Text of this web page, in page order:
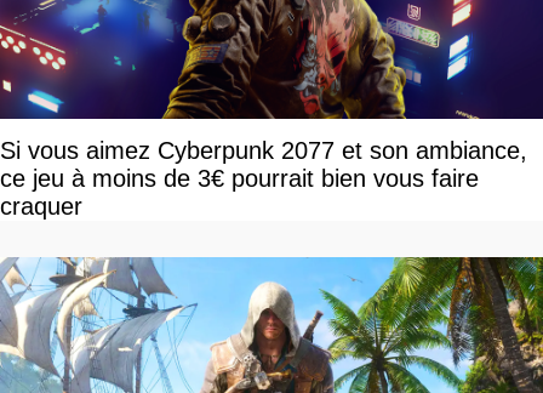
Si vous aimez Cyberpunk 2077 et son ambiance,
ce jeu à moins de 3€ pourrait bien vous faire
craquer